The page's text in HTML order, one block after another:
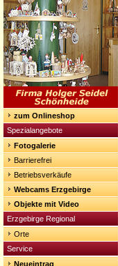
zum Onlineshop
Spezialangebote
Fotogalerie
Barrierefrei
Betriebsverkäufe
Webcams Erzgebirge
Objekte mit Video
Erzgebirge Regional
Orte
Service
Neueintrag